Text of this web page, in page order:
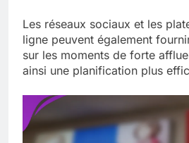
Les réseaux sociaux et les
ligne peuvent également
sur les moments de forte
ainsi une planification plus